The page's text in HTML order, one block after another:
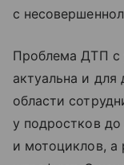
с
Проблема ДТП с
актуальна и для
области
у подростков
и мотоциклов, а